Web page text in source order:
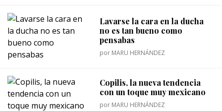
Lavarse la cara en la ducha
no es tan bueno como
pensabas
por MARU HERNÁNDEZ
Copilis, la nueva tendencia
con un toque muy mexicano
por MARU HERNÁNDEZ